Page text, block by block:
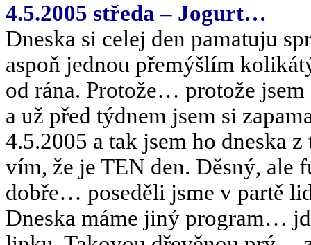
4.5.2005 středa – Jogurt…
Dneska si celej den pamatuju
aspoň jednou přemýšlím
od rána. Protože… protože
a už před týdnem jsem si
4.5.2005 a tak jsem ho dneska
vím, že je TEN den. Děsný, ale
dobře… poseděli jsme v partě
Dneska máme jiný program…